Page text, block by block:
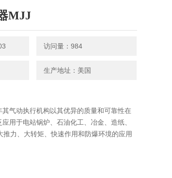
MJJ
访问量：984
生产地址：美国
气动执行机构以其优异的质量和可靠性在
用于电站锅炉、石油化工、冶金、造纸、
推力、大转矩、快速作用和防爆环境的应用